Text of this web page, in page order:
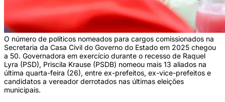
O número de políticos nomeados para cargos comissionados na
Secretaria da Casa Civil do Governo do Estado em 2025 chegou
a 50. Governadora em exercício durante o recesso de Raquel
Lyra (PSD), Priscila Krause (PSDB) nomeou mais 13 aliados na
última quarta-feira (26), entre ex-prefeitos, ex-vice-prefeitos e
candidatos a vereador derrotados nas últimas eleições
municipais.